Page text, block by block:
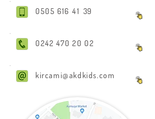
0505 616 4 1 39
0242 470 20 02
kircami@akdkids.com